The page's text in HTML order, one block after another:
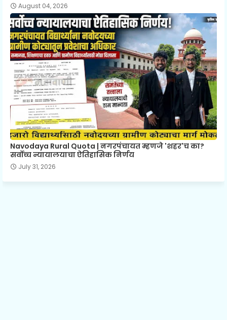
August 04, 2026
Navodaya Rural Quota | नगरपंचायत म्हणजे 'शहर'च का?
सर्वोच्च न्यायालयाचा ऐतिहासिक निर्णय
July 31, 2026